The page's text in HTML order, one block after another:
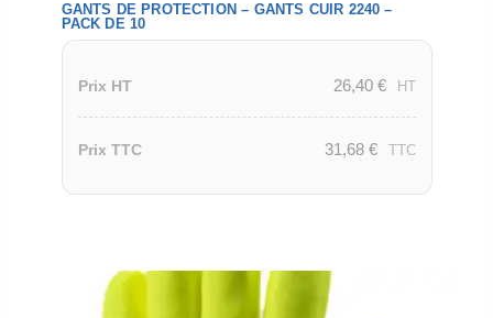
GANTS DE PROTECTION – GANTS CUIR 2240 –
PACK DE 10
Prix HT 26,40 € HT
Prix TTC 31,68 € TTC